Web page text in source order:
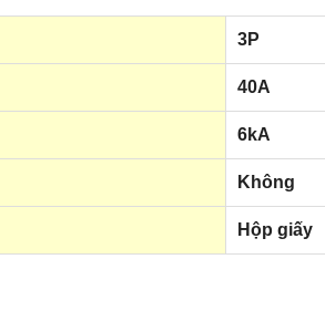
Tủ nhựa âm tường 18 module - Model
HDPZ50PR18IP30F
0909.067.950 Ms.Châu
3P
40A
6kA
Không
Hộp giấy